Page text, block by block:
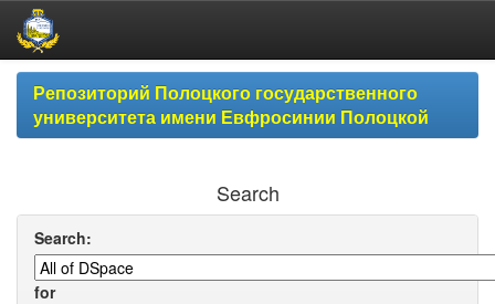
Skip
navigationРепозиторий Полоцкого государственного
университета имени Евфросинии Полоцкой
Search
Search:
for